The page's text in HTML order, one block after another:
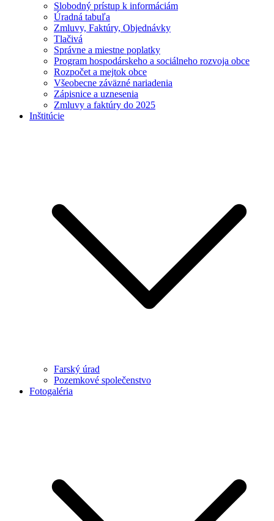
Slobodný prístup k informáciám
Úradná tabuľa
Zmluvy, Faktúry, Objednávky
Tlačivá
Správne a miestne poplatky
Program hospodárskeho a sociálneho rozvoja obce
Rozpočet a mejtok obce
Všeobecne záväzné nariadenia
Zápisnice a uznesenia
Zmluvy a faktúry do 2025
Inštitúcie
Farský úrad
Pozemkové společenstvo
Fotogaléria